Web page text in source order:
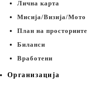
Лична карта
Мисија/Визија/Мото
План на просториите
Биланси
Вработени
Организација